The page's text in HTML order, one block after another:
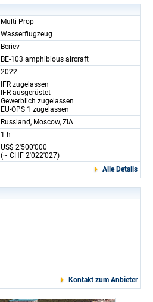
Multi-Prop
Wasserflugzeug
Beriev
BE-103 amphibious aircraft
2022
IFR zugelassen
IFR ausgerüstet
Gewerblich zugelassen
EU-OPS 1 zugelassen
Russland, Moscow, ZIA
1 h
US$ 2'500'000
(~ CHF 2'022'027)
Alle Details
Kontakt zum Anbieter